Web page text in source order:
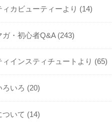
ィカビューティーより (14)
ガ・初心者Q&A (243)
ィインスティチュートより (65)
ろいろ (20)
ついて (14)